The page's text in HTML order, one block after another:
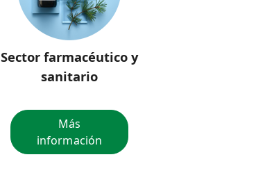
Sector farmacéutico y
sanitario
Más
información